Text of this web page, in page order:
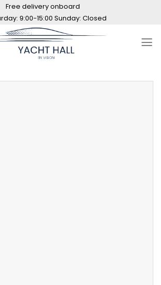
9:00-15:00 Sunday: Closed
Free delivery onboard